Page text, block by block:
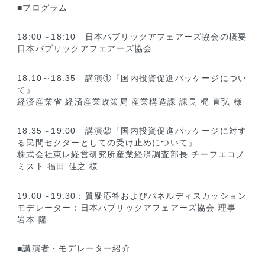
■プログラム
18:00～18:10 日本パブリックアフェアーズ協会の概要
日本パブリックアフェアーズ協会
18:10～18:35 講演①『国内投資促進パッケージについ
て』
経済産業省 経済産業政策局 産業構造課 課長 梶 直弘 様
18:35～19:00 講演②『国内投資促進パッケージに対す
る民間セクターとしての受け止めについて』
株式会社東レ経営研究所産業経済調査部長 チーフエコノ
ミスト 福田 佳之 様
19:00～19:30：質疑応答およびパネルディスカッション
モデレーター：日本パブリックアフェアーズ協会 理事
岩本 隆
■講演者・モデレーター紹介